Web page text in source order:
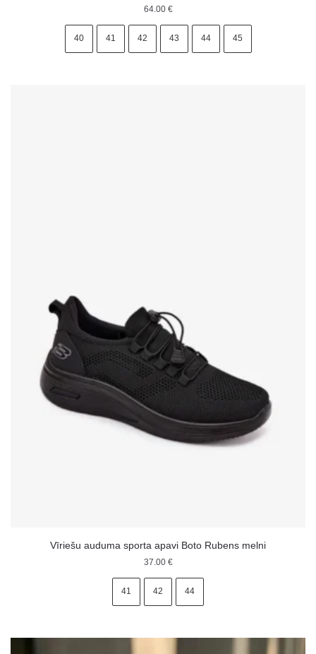
64.00 €
40 41 42 43 44 45
Vīriešu auduma sporta apavi Boto Rubens melni
37.00 €
41 42 44